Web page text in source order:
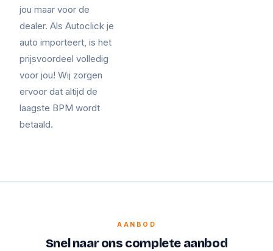
jou maar voor de
dealer. Als Autoclick je
auto importeert, is het
prijsvoordeel volledig
voor jou! Wij zorgen
ervoor dat altijd de
laagste BPM wordt
betaald.
AANBOD
Snel naar ons complete aanbod